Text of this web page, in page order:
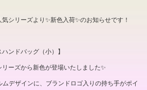
シリーズより✨新色入荷✨のお知らせです！
ンドバッグ（小）】
ーズから新色が登場いたしました✨
ムデザインに、ブランドロゴ入りの持ち手がポイ